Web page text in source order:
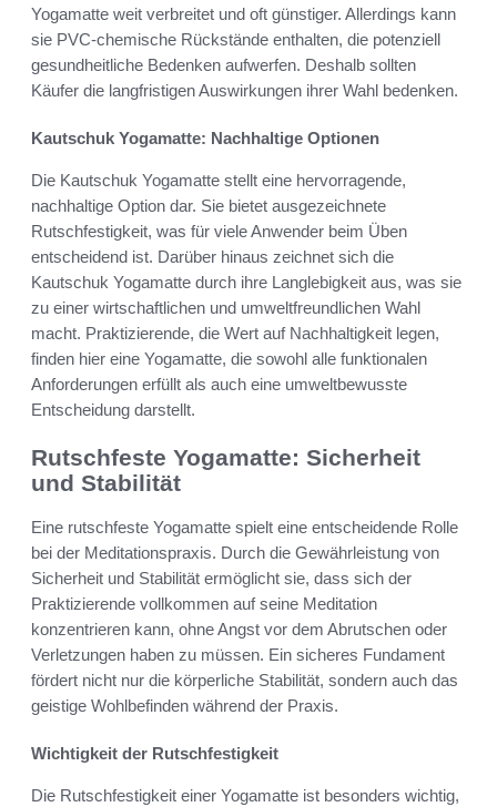
Yogamatte weit verbreitet und oft günstiger. Allerdings kann
sie PVC-chemische Rückstände enthalten, die potenziell
gesundheitliche Bedenken aufwerfen. Deshalb sollten
Käufer die langfristigen Auswirkungen ihrer Wahl bedenken.
Kautschuk Yogamatte: Nachhaltige Optionen
Die Kautschuk Yogamatte stellt eine hervorragende,
nachhaltige Option dar. Sie bietet ausgezeichnete
Rutschfestigkeit, was für viele Anwender beim Üben
entscheidend ist. Darüber hinaus zeichnet sich die
Kautschuk Yogamatte durch ihre Langlebigkeit aus, was sie
zu einer wirtschaftlichen und umweltfreundlichen Wahl
macht. Praktizierende, die Wert auf Nachhaltigkeit legen,
finden hier eine Yogamatte, die sowohl alle funktionalen
Anforderungen erfüllt als auch eine umweltbewusste
Entscheidung darstellt.
Rutschfeste Yogamatte: Sicherheit
und Stabilität
Eine rutschfeste Yogamatte spielt eine entscheidende Rolle
bei der Meditationspraxis. Durch die Gewährleistung von
Sicherheit und Stabilität ermöglicht sie, dass sich der
Praktizierende vollkommen auf seine Meditation
konzentrieren kann, ohne Angst vor dem Abrutschen oder
Verletzungen haben zu müssen. Ein sicheres Fundament
fördert nicht nur die körperliche Stabilität, sondern auch das
geistige Wohlbefinden während der Praxis.
Wichtigkeit der Rutschfestigkeit
Die Rutschfestigkeit einer Yogamatte ist besonders wichtig,